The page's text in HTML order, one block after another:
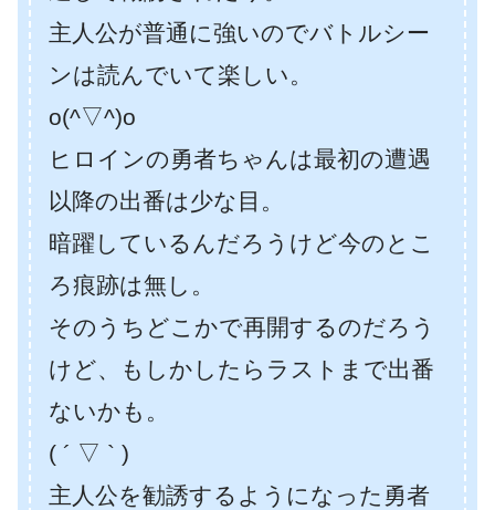
主人公が普通に強いのでバトルシー
ンは読んでいて楽しい。
o(^▽^)o
ヒロインの勇者ちゃんは最初の遭遇
以降の出番は少な目。
暗躍しているんだろうけど今のとこ
ろ痕跡は無し。
そのうちどこかで再開するのだろう
けど、もしかしたらラストまで出番
ないかも。
( ´ ▽ ` )
主人公を勧誘するようになった勇者